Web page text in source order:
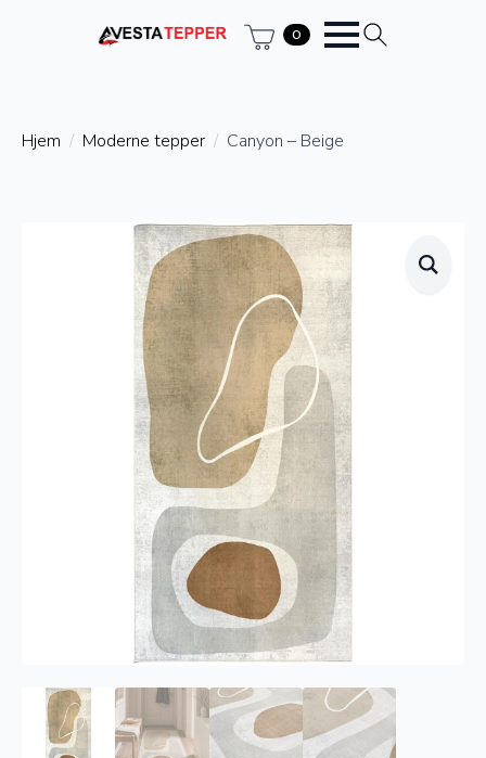
0
Hjem Moderne tepper Canyon – Beige